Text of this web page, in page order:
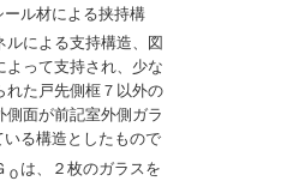
ル材による挟持構
による支持構造、図
よって支持され、少な
れた戸先側框７以外の
面が前記室外側ガラ
る構造としたもので
Ｏ は、２枚のガラスを